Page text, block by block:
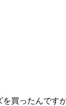
買ったんです